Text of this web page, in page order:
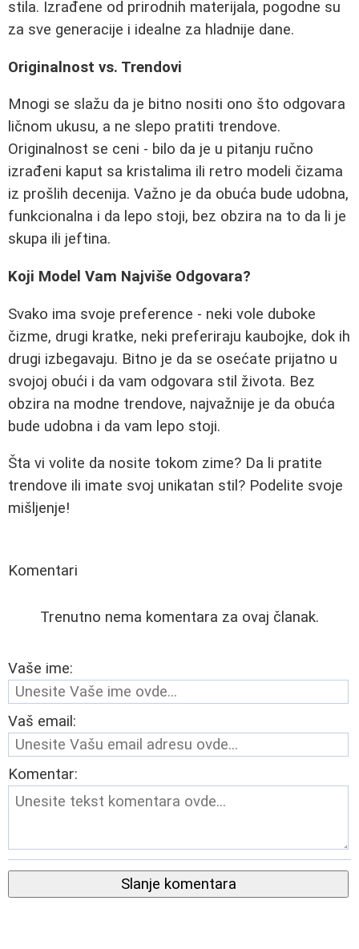
stila. Izrađene od prirodnih materijala, pogodne su
za sve generacije i idealne za hladnije dane.
Originalnost vs. Trendovi
Mnogi se slažu da je bitno nositi ono što odgovara
ličnom ukusu, a ne slepo pratiti trendove.
Originalnost se ceni - bilo da je u pitanju ručno
izrađeni kaput sa kristalima ili retro modeli čizama
iz prošlih decenija. Važno je da obuća bude udobna,
funkcionalna i da lepo stoji, bez obzira na to da li je
skupa ili jeftina.
Koji Model Vam Najviše Odgovara?
Svako ima svoje preference - neki vole duboke
čizme, drugi kratke, neki preferiraju kaubojke, dok ih
drugi izbegavaju. Bitno je da se osećate prijatno u
svojoj obući i da vam odgovara stil života. Bez
obzira na modne trendove, najvažnije je da obuća
bude udobna i da vam lepo stoji.
Šta vi volite da nosite tokom zime? Da li pratite
trendove ili imate svoj unikatan stil? Podelite svoje
mišljenje!
Komentari
Trenutno nema komentara za ovaj članak.
Vaše ime:
Vaš email:
Komentar:
Slanje komentara